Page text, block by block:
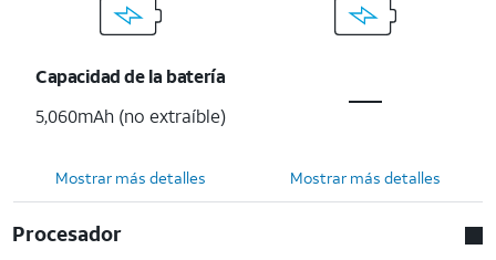
Capacidad de la batería
5,060mAh (no extraíble)
Mostrar más detalles Mostrar más detalles
Procesador